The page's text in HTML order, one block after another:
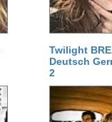
Twilight
Deutsch
2